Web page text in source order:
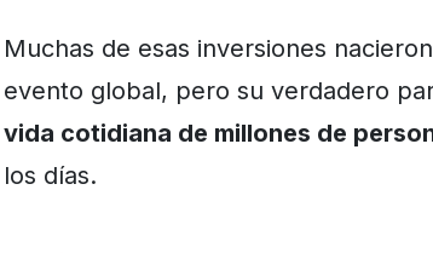
Muchas de esas inversiones
evento global, pero su verdadero
vida cotidiana de millones de
los días.